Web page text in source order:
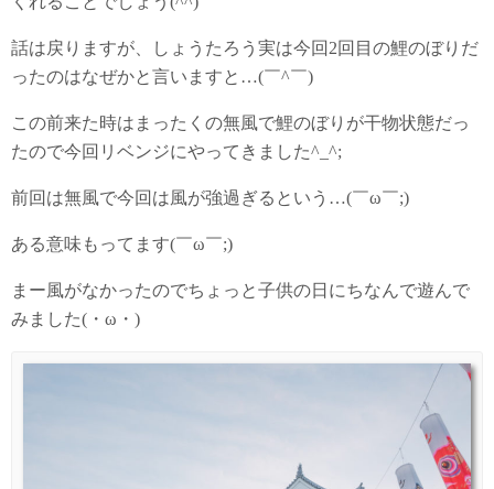
話は戻りますが、しょうたろう実は今回2回目の鯉のぼりだ
ったのはなぜかと言いますと…(￣^￣)
この前来た時はまったくの無風で鯉のぼりが干物状態だっ
たので今回リベンジにやってきました^_^;
前回は無風で今回は風が強過ぎるという…(￣ω￣;)
ある意味もってます(￣ω￣;)
まー風がなかったのでちょっと子供の日にちなんで遊んで
みました(・ω・)